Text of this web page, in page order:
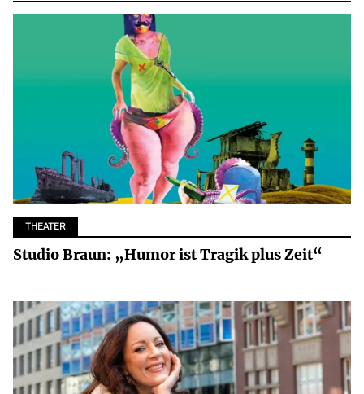
THEATER
Studio Braun: „Humor ist Tragik plus Zeit“